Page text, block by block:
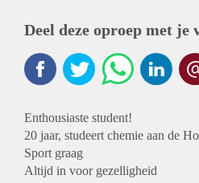
Deel deze oproep met je
Enthousiaste student!
20 jaar, studeert chemie aan de
Sport graag
Altijd in voor gezelligheid